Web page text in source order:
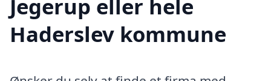
Jegerup eller hele
Haderslev kommune